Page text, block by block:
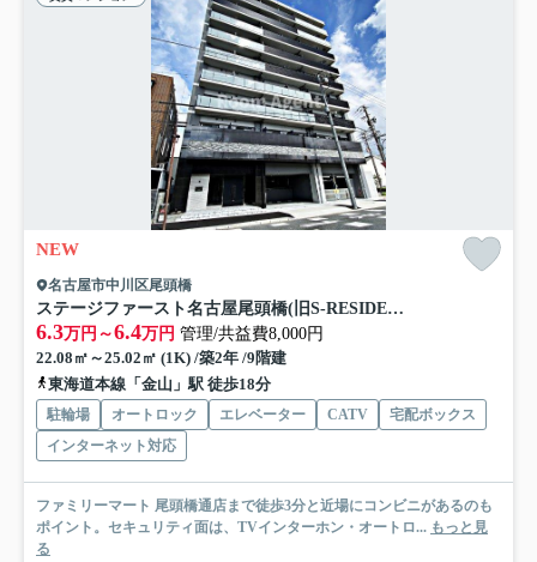
NEW
名古屋市中川区尾頭橋
ステージファースト名古屋尾頭橋(旧S-RESIDENCE尾頭橋)
6.3万円～6.4万円 管理/共益費8,000円
22.08㎡～25.02㎡ (1K) /築2年 /9階建
東海道本線「金山」駅 徒歩18分
駐輪場 オートロック エレベーター CATV
宅配ボックス
インターネット対応
ファミリーマート 尾頭橋通店まで徒歩3分と近場にコンビニがあるのも
ポイント。セキュリティ面は、TVインターホン・オートロ... もっと見
る